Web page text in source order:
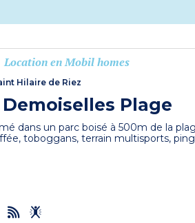
Location en Mobil homes
Hilaire de Riez
Plage
dans un parc boisé à 500m de la
toboggans, terrain multisports,